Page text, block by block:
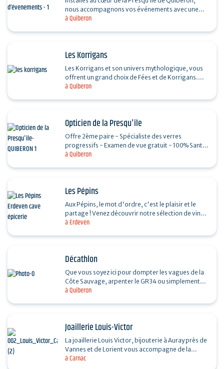
à Quiberon
nous accompagnons vos événements avec une
offre complète de location de matériel
à Quiberon
Les Korrigans
Les Korrigans et son univers mythologique, vous
offrent un grand choix de Fées et de Korrigans.
Horaires d'ouverture de 10h30 à 12h30 et de
à Quiberon
Opticien de la Presqu'île
Offre 2ème paire - Spécialiste des verres
progressifs - Examen de vue gratuit - 100% Santé
- Large choix de montures optiques et solaires
à Erdeven
Les Pépins
Aux Pépins, le mot d'ordre, c'est le plaisir et le
partage ! Venez découvrir notre sélection de vins
naturels, bières locales, cidres et spiritueux…
à Quiberon
Décathlon
Que vous soyez ici pour dompter les vagues de la
Côte Sauvage, arpenter le GR34 ou simplement
profiter de la plage, toute l'équipe vous attend.
à Carnac
Joaillerie Louis-Victor
La joaillerie Louis Victor, bijouterie à Auray près de
Vannes et de Lorient vous accompagne de la
création sur mesure à la réparation ou la…